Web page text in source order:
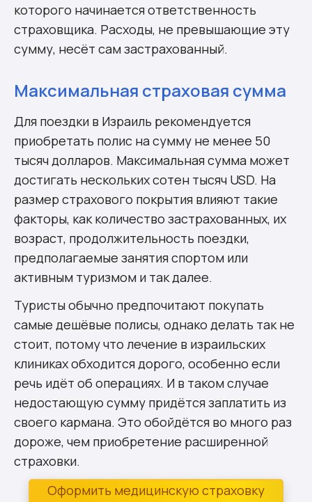
которого начинается ответственность
страховщика. Расходы, не превышающие эту
сумму, несёт сам застрахованный.
Максимальная страховая сумма
Для поездки в Израиль рекомендуется
приобретать полис на сумму не менее 50
тысяч долларов. Максимальная сумма может
достигать нескольких сотен тысяч USD. На
размер страхового покрытия влияют такие
факторы, как количество застрахованных, их
возраст, продолжительность поездки,
предполагаемые занятия спортом или
активным туризмом и так далее.
Туристы обычно предпочитают покупать
самые дешёвые полисы, однако делать так не
стоит, потому что лечение в израильских
клиниках обходится дорого, особенно если
речь идёт об операциях. И в таком случае
недостающую сумму придётся заплатить из
своего кармана. Это обойдётся во много раз
дороже, чем приобретение расширенной
страховки.
Оформить медицинскую страховку